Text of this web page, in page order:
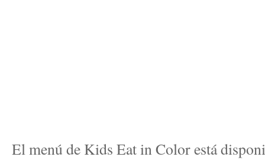
El menú de Kids Eat in Color está